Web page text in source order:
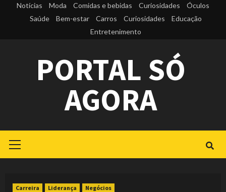
Notícias Moda Comidas e bebidas Curiosidades
Óculos
Saúde
Bem-estar Carros Curiosidades
Educação
Entretenimento
PORTAL SÓ
AGORA
Menu
Carreira Liderança Negócios